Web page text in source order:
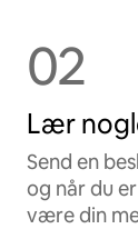
02
Lær
Send en
og når du
være din